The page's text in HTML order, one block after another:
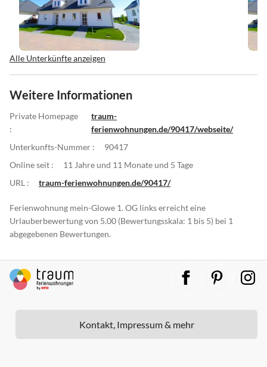
Alle Unterkünfte anzeigen
Weitere Informationen
Private Homepage
:
traum-
ferienwohnungen.de/90417/webseite/
Unterkunfts-Nummer :
90417
Online seit :
11 Jahre und 11 Monate und 5 Tage
URL :
traum-ferienwohnungen.de/90417/
Ferienwohnung mein-Glowe 1. OG links erreicht eine
Urlauberbewertung von 5.00 (Bewertungsskala: 1 bis 5) bei 1
abgegebenen Bewertungen.
Kontakt, Impressum & mehr